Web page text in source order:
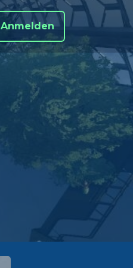
Anmelden